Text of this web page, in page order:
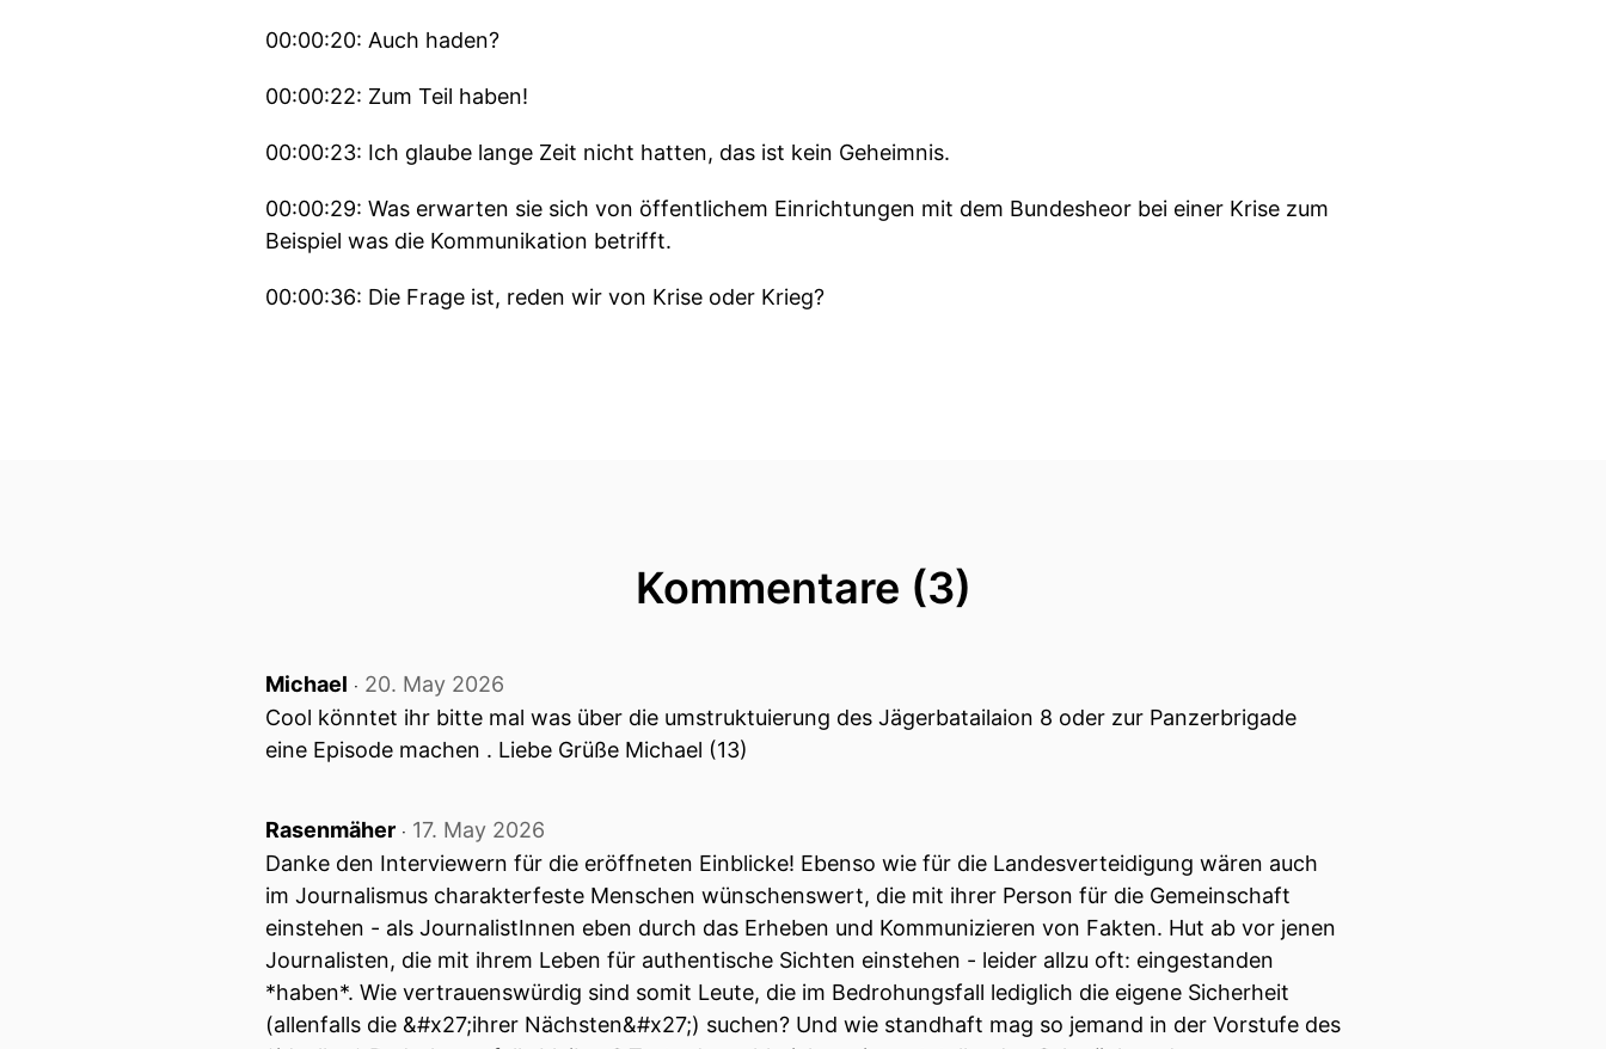
00:00:20: Auch haden?
00:00:22: Zum Teil haben!
00:00:23: Ich glaube lange Zeit nicht hatten, das ist kein Geheimnis.
00:00:29: Was erwarten sie sich von öffentlichem Einrichtungen mit dem Bundesheor bei einer Krise zum
Beispiel was die Kommunikation betrifft.
00:00:36: Die Frage ist, reden wir von Krise oder Krieg?
00:01:07: Mein Name ist Ute Aksmann, ich freue mich, dass ihr wieder zuhört – wo immer ihr auch gerade
00:01:17: Das heißt Wir haben einen bedeutenden Journalisten eingeladen der diesmal Selbstrede-und
Antwort stehen wird und die Fragen dazu werden von zwei Pressesprechern aus der Landesverteidigung
00:01:28: Ich begrüße einen der bekanntesten Journalisten Österreichs, den promovierten Juristen,
Podcaster und Buchautor Dr.
00:01:34: Florian Kleng, Chefredaktor von Falter.
00:01:36: Vielen Dank fürs Kommen!
00:01:37: Danke für die Änderung.
Kommentare (3)
Michael ‧ 20. May 2026
Cool könntet ihr bitte mal was über die umstruktuierung des Jägerbatailaion 8 oder zur Panzerbrigade
eine Episode machen . Liebe Grüße Michael (13)
Rasenmäher ‧ 17. May 2026
Danke den Interviewern für die eröffneten Einblicke! Ebenso wie für die Landesverteidigung wären auch
im Journalismus charakterfeste Menschen wünschenswert, die mit ihrer Person für die Gemeinschaft
einstehen - als JournalistInnen eben durch das Erheben und Kommunizieren von Fakten. Hut ab vor jenen
Journalisten, die mit ihrem Leben für authentische Sichten einstehen - leider allzu oft: eingestanden
*haben*. Wie vertrauenswürdig sind somit Leute, die im Bedrohungsfall lediglich die eigene Sicherheit
(allenfalls die &#x27;ihrer Nächsten&#x27;) suchen? Und wie standhaft mag so jemand in der Vorstufe des